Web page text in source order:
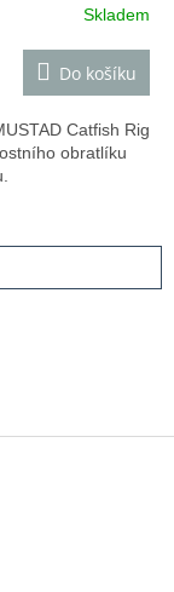
Skladem
Do košíku
Catfish Rig
obratlíku